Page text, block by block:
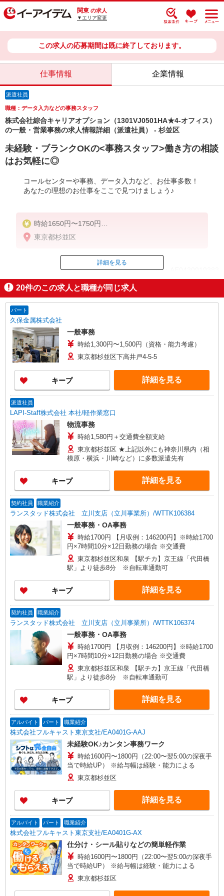
関東 の求人
▼エリア変更
この求人の応募期間は既に終了しております。
仕事情報 企業情報
派遣社員
職種：データ入力などの事務スタッフ
株式会社綜合キャリアオプション（1301VJ0501HA★4-オフィス）
の一般・営業事務の求人情報詳細（派遣社員） - 杉並区
未経験・ブランクOKの<事務スタッフ>働き方の相談
はお気軽に◎
コールセンターや事務、データ入力など、お仕事多数！
あなたの理想のお仕事をここで見つけましょう♪
時給1650円〜1750円
※経験・能力による
東京都杉並区
ID：AE0430919383
掲載期間終了
詳細を見る
20件のこの求人と職種が同じ求人
パート
久保金属株式会社
一般事務
時給1,300円〜1,500円（資格・能力考慮）
東京都杉並区下高井戸4-5-5
キープ 詳細を見る
派遣社員
LAPI-Staff株式会社 本社/軽作業窓口
物流事務
時給1,580円＋交通費全額支給
東京都杉並区 ★上記以外にも神奈川県内（相
模原・横浜・川崎など）に多数派遣先有
キープ 詳細を見る
契約社員 職業紹介
ランスタッド株式会社 立川支店（立川事業所）/WTTK106384
一般事務・OA事務
時給1700円 【月収例：146200円】※時給1700
円×7時間10分×12日勤務の場合 ※交通費
東京都杉並区和泉 【駅チカ】京王線「代田橋
駅」より徒歩8分 ※自転車通勤可
キープ 詳細を見る
契約社員 職業紹介
ランスタッド株式会社 立川支店（立川事業所）/WTTK106374
一般事務・OA事務
時給1700円 【月収例：146200円】※時給1700
円×7時間10分×12日勤務の場合 ※交通費
東京都杉並区和泉 【駅チカ】京王線「代田橋
駅」より徒歩8分 ※自転車通勤可
キープ 詳細を見る
アルバイト パート 職業紹介
株式会社フルキャスト東京支社/EA0401G-AAJ
未経験OK♪カンタン事務ワーク
時給1600円〜1800円（22:00〜翌5:00の深夜手
当で時給UP） ※給与幅は経験・能力による
東京都杉並区
キープ 詳細を見る
アルバイト パート 職業紹介
株式会社フルキャスト東京支社/EA0401G-AX
仕分け・シール貼りなどの簡単軽作業
時給1600円〜1800円（22:00〜翌5:00の深夜手
当で時給UP） ※給与幅は経験・能力による
東京都杉並区